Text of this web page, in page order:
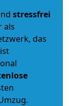
stressfrei
als
das